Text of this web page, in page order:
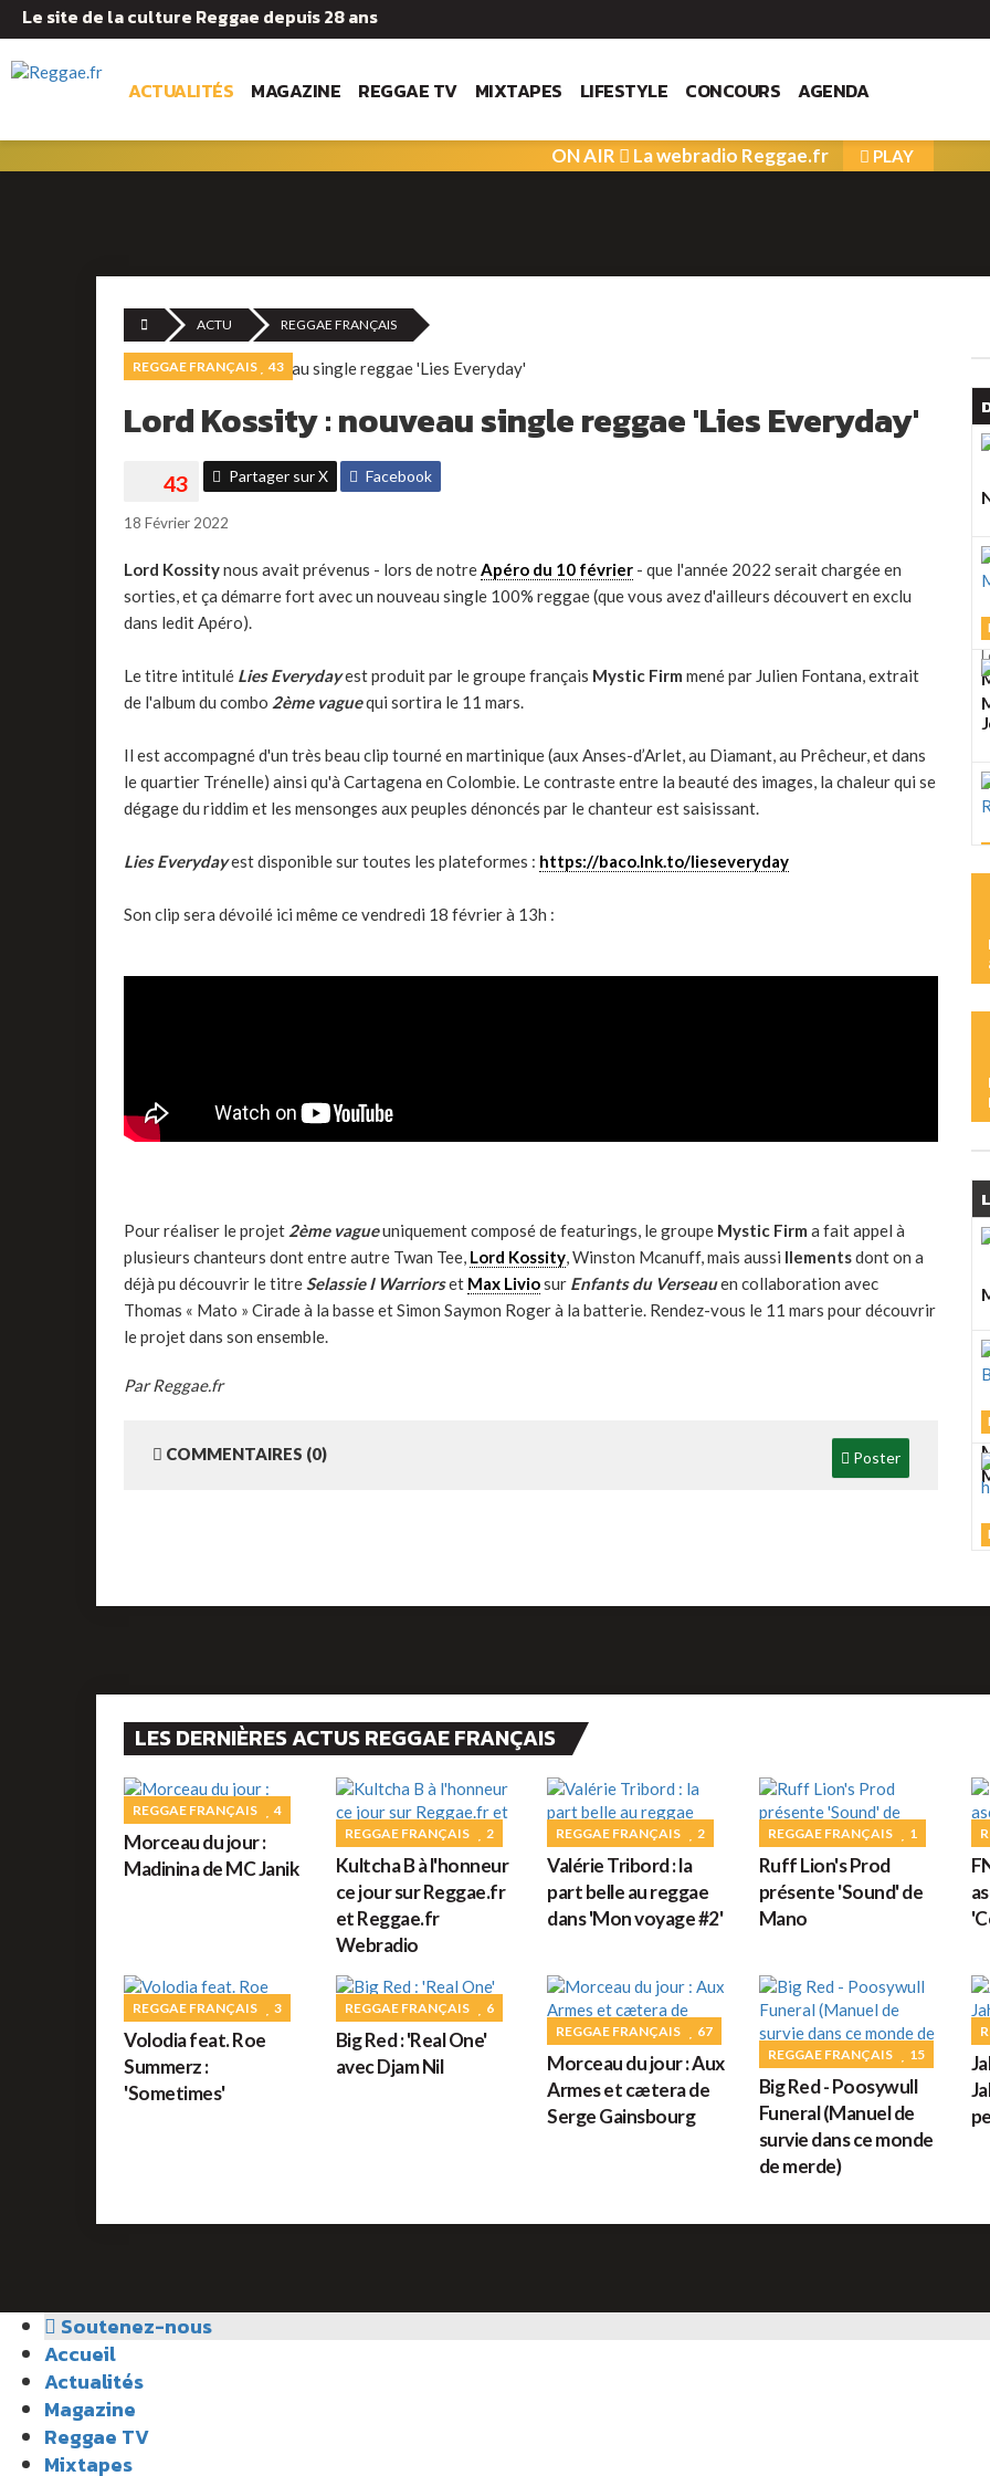
Le site de la culture Reggae depuis 28 ans
ACTUALITÉS MAGAZINE REGGAE TV MIXTAPES LIFESTYLE CONCOURS AGENDA
ON AIR La webradio Reggae.fr PLAY
ACTU REGGAE FRANÇAIS
REGGAE FRANÇAIS 43
Lord Kossity : nouveau single reggae 'Lies Everyday'
Partager sur X Facebook
18 Février 2022
Lord Kossitynous avait prévenus - lors de notreApéro du 10 février - que l'année 2022 serait chargée en
sorties, et ça démarre fort avec un nouveau single 100% reggae (que vous avez d'ailleurs découvert en exclu
dans ledit Apéro).
Le titre intitulé Lies Everydayest produit par le groupe français Mystic Firm mené par Julien Fontana, extrait
de l'album du combo 2ème vaguequi sortira le 11 mars.
Il est accompagné d'un très beau clip tourné en martinique (aux Anses-d’Arlet, au Diamant, au Prêcheur, et dans
le quartier Trénelle) ainsi qu'à Cartagena en Colombie. Le contraste entre la beauté des images, la chaleur qui se
dégage du riddim et les mensonges aux peuples dénoncés par le chanteur est saisissant.
Lies Everydayest disponible sur toutes les plateformes : https://baco.lnk.to/lieseveryday
Son clip sera dévoilé ici même ce vendredi 18 février à 13h :
Pour réaliser le projet 2ème vagueuniquement composé de featurings, le groupe Mystic Firm a fait appel à
plusieurs chanteurs dont entre autre Twan Tee, Lord Kossity, Winston Mcanuff, mais aussi Ilementsdont on a
déjà pu découvrir le titreSelassie I Warriorset Max Liviosur Enfants du Verseauen collaboration avec
Thomas « Mato » Cirade à la basse et Simon Saymon Roger à la batterie. Rendez-vous le 11 mars pour découvrir
le projet dans son ensemble.
Par Reggae.fr
COMMENTAIRES (0) Poster
LES DERNIÈRES ACTUS REGGAE FRANÇAIS
REGGAE FRANÇAIS 4
Morceau du jour :
Madinina de MC Janik
REGGAE FRANÇAIS 2
Kultcha B à l'honneur
ce jour sur Reggae.fr
et Reggae.fr
Webradio
REGGAE FRANÇAIS 2
Valérie Tribord : la
part belle au reggae
dans 'Mon voyage #2'
REGGAE FRANÇAIS 1
Ruff Lion's Prod
présente 'Sound' de
Mano
REGGAE FRANÇAIS 3
Volodia feat. Roe
Summerz :
'Sometimes'
REGGAE FRANÇAIS 6
Big Red : 'Real One'
avec Djam Nil
REGGAE FRANÇAIS 67
Morceau du jour : Aux
Armes et cætera de
Serge Gainsbourg
REGGAE FRANÇAIS 15
Big Red - Poosywull
Funeral (Manuel de
survie dans ce monde
de merde)
Soutenez-nous
Accueil
Actualités
Magazine
Reggae TV
Mixtapes